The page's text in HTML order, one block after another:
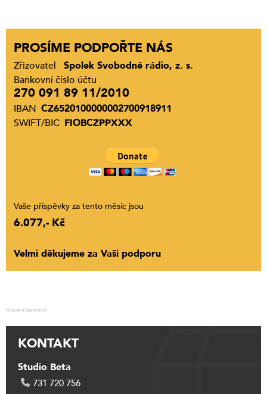
PROSÍME PODPOŘTE NÁS
Zřizovatel
Spolek Svobodné rádio, z. s.
Bankovní číslo účtu
270 091 89 11/2010
IBAN CZ6520100000002700918911
SWIFT/BIC FIOBCZPPXXX
Vaše příspěvky za tento měsíc jsou
6.077,- Kč
Velmi děkujeme za Vaši podporu
Advertisement
KONTAKT
Studio Beta
731 720 756